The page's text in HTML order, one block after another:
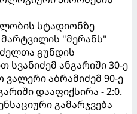
სტადიონზე
"მერანს"
გუნდის
ანგარიში 30-ე
აბრამიძემ 90-ე
დააფიქსირა - 2:0.
გამარჯვება